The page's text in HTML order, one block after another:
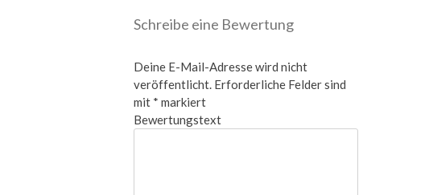
Schreibe eine Bewertung
Deine E-Mail-Adresse wird nicht
veröffentlicht. Erforderliche Felder sind
mit * markiert
Bewertungstext